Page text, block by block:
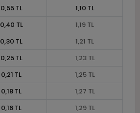
0,55 TL
1,10 TL
0,40 TL
1,19 TL
0,30 TL
1,21 TL
0,25 TL
1,23 TL
0,21 TL
1,25 TL
0,18 TL
1,27 TL
0,16 TL
1,29 TL